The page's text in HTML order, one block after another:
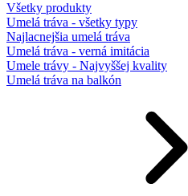
Všetky produkty
Umelá tráva - všetky typy
Najlacnejšia umelá tráva
Umelá tráva - verná imitácia
Umele trávy - Najvyššej kvality
Umelá tráva na balkón